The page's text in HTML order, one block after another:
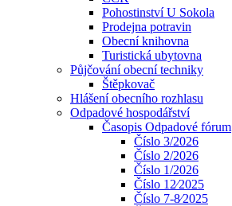
Pohostinství U Sokola
Prodejna potravin
Obecní knihovna
Turistická ubytovna
Půjčování obecní techniky
Štěpkovač
Hlášení obecního rozhlasu
Odpadové hospodářství
Časopis Odpadové fórum
Číslo 3/2026
Číslo 2/2026
Číslo 1/2026
Číslo 12⁄2025
Číslo 7-8⁄2025